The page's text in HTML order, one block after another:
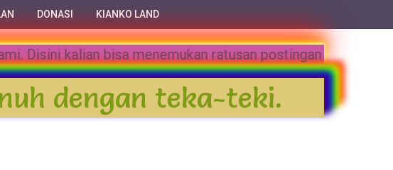
DONASI KIANKO LAND
menguasai dunia bersama kami. Disini kalian bisa
dengan teka-teki.